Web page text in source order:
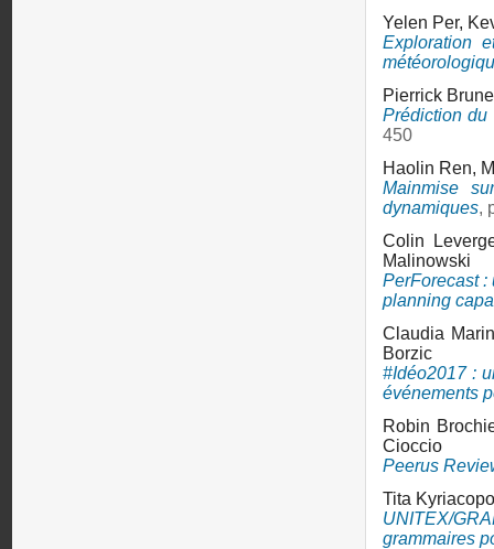
Yelen Per,
Exploration
Pierrick
Prédiction du
450
Haolin Ren,
Mainmise
dynamiques,
Colin
Malinowski
PerForecast
planning
Claudia
Borzic
#Idéo2017 :
événements
Robin
Cioccio
Peerus
Tita
UNITEX/
grammaires